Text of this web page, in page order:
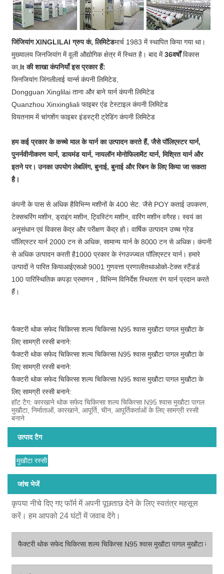
जिंजियांग XINGLILAI ग्रुप कं, लिमिटेडमार्च 1983 में स्थापित किया गया था।
मुख्यालय जिनजियांग में वूली औद्योगिक क्षेत्र में स्थित है। बाद में 36वर्षों विकास
का,It की शाखा कंपनियाँ इस प्रकार हैं:
जिनजियांग जिंगलीलाई यार्न्स कंपनी लिमिटेड,
Dongguan Xinglilai ताना और बाने यार्न कंपनी लिमिटेड
Quanzhou Xinxingliali फाइबर एंड टेस्टाइल कंपनी लिमिटेड
वियतनाम में चांगशेंग फाइबर इंडस्ट्री ट्रेडिंग कंपनी लिमिटेड
हम कई प्रकार के कच्चे माल के यार्न का उत्पादन करते हैं, जैसे पॉलिएस्टर यार्न,
पुनर्नवीनीकरण यार्न, डायमंड यार्न, नायलॉन मोनोफिलामेंट यार्न, मिश्रित यार्न और
इतने पर। उनका उपयोग लेबलिंग, बुनाई, बुनाई और रिबन के लिए किया जा सकता
है।
कंपनी के पास से अधिक हैविभिन्न मशीनों के 400 सेट. जैसे POY कताई उपकरण,
टेक्सचरिंग मशीन, ड्राइंग मशीन, ट्विस्टिंग मशीन, वारिंग मशीन वगैरह। स्वयं का
अनुसंधान एवं विकास केंद्र और परीक्षण केंद्र हो। वार्षिक उत्पादन उच्च ग्रेड
पॉलिएस्टर यार्न 2000 टन से अधिक, सामान्य यार्न के 8000 टन से अधिक। कंपनी
से अधिक उत्पादन करती है1000 प्रकार के रंगउज्ज्वल पॉलिएस्टर यार्न। हमारे
उत्पादों ने पारित कियाआईएसओ 9001 गुणवत्ता प्रणालीतथाओको-टेक्स स्टैंडर्ड
100 पारिस्थितिक कपड़ा प्रमाणन ，विभिन्न विनिर्देश स्थिरता रंग यार्न प्रदान करते
हैं।
फैक्टरी थोक सफेद चिकित्सा शल्य चिकित्सा N95 श्वास मुखौटा पागल मुखौटा के
लिए सामग्री रस्सी बनाने:
फैक्टरी थोक सफेद चिकित्सा शल्य चिकित्सा N95 श्वास मुखौटा पागल मुखौटा के
लिए सामग्री रस्सी बनाने:
फैक्टरी थोक सफेद चिकित्सा शल्य चिकित्सा N95 श्वास मुखौटा पागल मुखौटा के
लिए सामग्री रस्सी बनाने:
हॉट टैग: कारखाने थोक सफेद चिकित्सा शल्य चिकित्सा N95 श्वास मुखौटा पागल
मुखौटा, निर्माताओं, कारखाने, आपूर्ति, चीन, आपूर्तिकर्ताओं के लिए सामग्री रस्सी
बनाने
उत्पाद टैग
मुखौटा रस्सी
जांच भेजें
कृपया नीचे दिए गए फॉर्म में अपनी पूछताछ देने के लिए स्वतंत्र महसूस
करें। हम आपको 24 घंटों में जवाब देंगे।